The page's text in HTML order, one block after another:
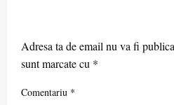
Adresa ta de email nu va fi
sunt marcate cu *
Comentariu *